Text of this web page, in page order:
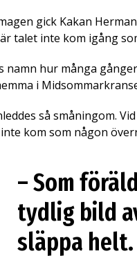
gick Kakan
talet inte kom igång
namn hur många
i
så småningom.
kom som någon
– Som
tydlig bild
släppa helt.